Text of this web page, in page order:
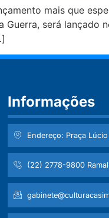
mais que
Guerra, será
Informações
Endereço: Praça
(22) 2778-9800